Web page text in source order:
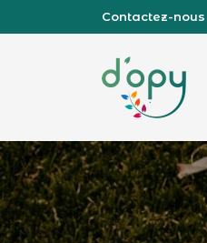
Contactez-nous